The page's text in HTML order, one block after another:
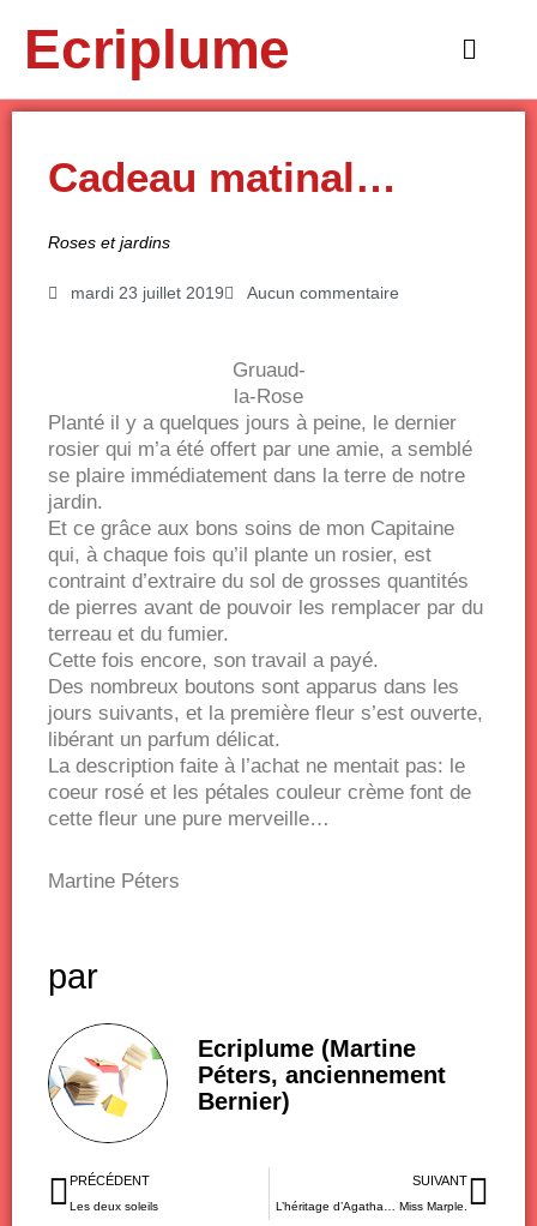
contenuEcriplume
Main
Cadeau matinal…
Roses et jardins
mardi 23 juillet 2019 Aucun commentaire
Gruaud-
la-Rose
Planté il y a quelques jours à peine, le dernier
rosier qui m’a été offert par une amie, a semblé
se plaire immédiatement dans la terre de notre
jardin.
Et ce grâce aux bons soins de mon Capitaine
qui, à chaque fois qu’il plante un rosier, est
contraint d’extraire du sol de grosses quantités
de pierres avant de pouvoir les remplacer par du
terreau et du fumier.
Cette fois encore, son travail a payé.
Des nombreux boutons sont apparus dans les
jours suivants, et la première fleur s’est ouverte,
libérant un parfum délicat.
La description faite à l’achat ne mentait pas: le
coeur rosé et les pétales couleur crème font de
cette fleur une pure merveille…
Martine Péters
par
Ecriplume (Martine
Péters, anciennement
Bernier)
Précédent
PRÉCÉDENT
Les deux soleils
SUIVANT
L’héritage d’Agatha… Miss Marple.